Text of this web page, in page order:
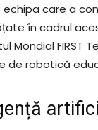
care a
în cadrul
FIRST
robotică